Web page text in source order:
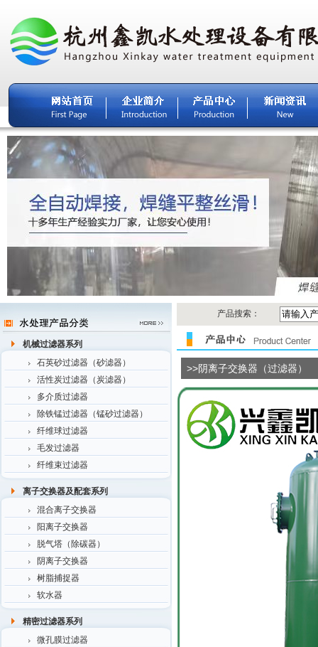
机械过滤器系列
石英砂过滤器（砂滤器）
活性炭过滤器（炭滤器）
多介质过滤器
除铁锰过滤器（锰砂过滤器）
纤维球过滤器
毛发过滤器
纤维束过滤器
离子交换器及配套系列
混合离子交换器
阳离子交换器
脱气塔（除碳器）
阴离子交换器
树脂捕捉器
软水器
精密过滤器系列
微孔膜过滤器
产品搜索：
>>阴离子交换器（过滤器）